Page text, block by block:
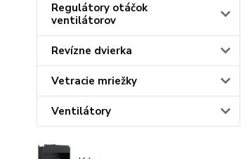
Regulátory otáčok
ventilátorov
Revízne dvierka
Vetracie mriežky
Ventilátory